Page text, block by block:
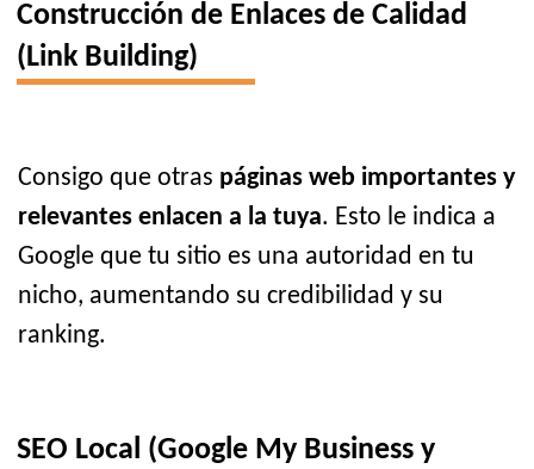
Construcción de Enlaces de Calidad
(Link Building)
Consigo que otras páginas web importantes y
relevantes enlacen a la tuya. Esto le indica a
Google que tu sitio es una autoridad en tu
nicho, aumentando su credibilidad y su
ranking.
SEO Local (Google My Business y